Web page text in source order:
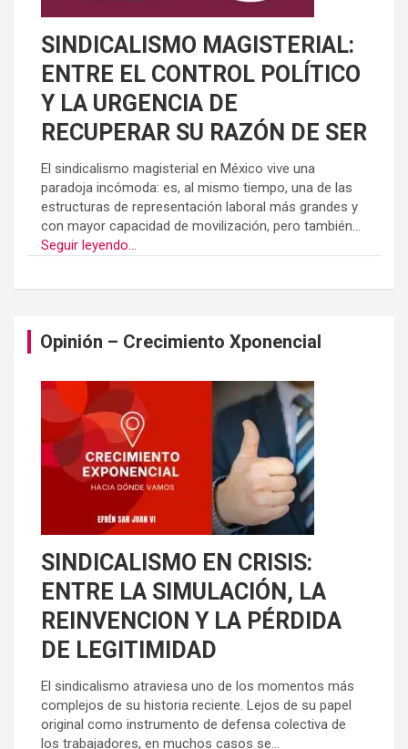
SINDICALISMO MAGISTERIAL:
ENTRE EL CONTROL POLÍTICO
Y LA URGENCIA DE
RECUPERAR SU RAZÓN DE SER
El sindicalismo magisterial en México vive una
paradoja incómoda: es, al mismo tiempo, una de las
estructuras de representación laboral más grandes y
con mayor capacidad de movilización, pero también...
Seguir leyendo...
Opinión – Crecimiento Xponencial
SINDICALISMO EN CRISIS:
ENTRE LA SIMULACIÓN, LA
REINVENCION Y LA PÉRDIDA
DE LEGITIMIDAD
El sindicalismo atraviesa uno de los momentos más
complejos de su historia reciente. Lejos de su papel
original como instrumento de defensa colectiva de
los trabajadores, en muchos casos se...